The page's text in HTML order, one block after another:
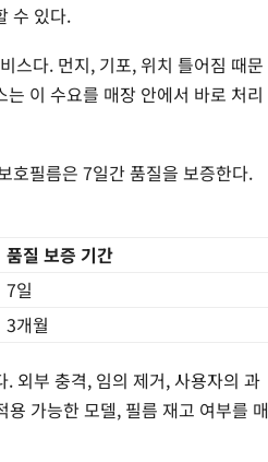
수 있다.
스다. 먼지, 기포, 위치 틀어짐 때문
이 수요를 매장 안에서 바로 처리
호필름은 7일간 품질을 보증한다.
품질 보증 기간
7일
3개월
외부 충격, 임의 제거, 사용자의 과
가능한 모델, 필름 재고 여부를 매